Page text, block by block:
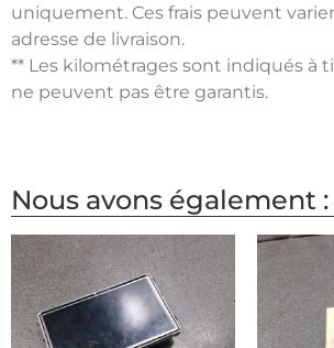
uniquement. Ces frais peuvent
adresse de livraison.
** Les kilométrages sont indiqués à
ne peuvent pas être garantis.
Nous avons également :